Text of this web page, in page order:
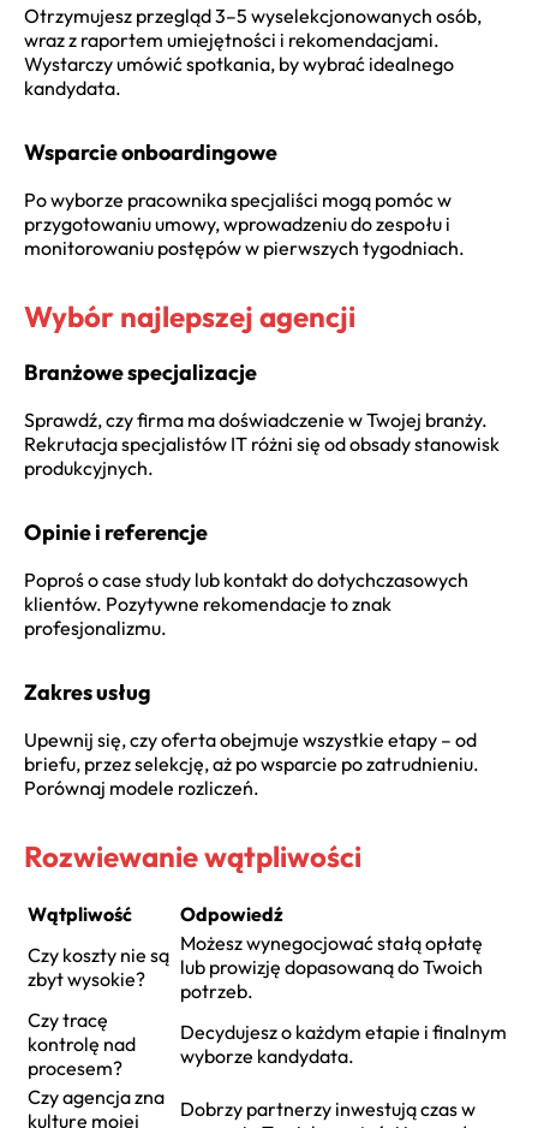
Otrzymujesz przegląd 3–5 wyselekcjonowanych osób,
wraz z raportem umiejętności i rekomendacjami.
Wystarczy umówić spotkania, by wybrać idealnego
kandydata.
Wsparcie onboardingowe
Po wyborze pracownika specjaliści mogą pomóc w
przygotowaniu umowy, wprowadzeniu do zespołu i
monitorowaniu postępów w pierwszych tygodniach.
Wybór najlepszej agencji
Branżowe specjalizacje
Sprawdź, czy firma ma doświadczenie w Twojej branży.
Rekrutacja specjalistów IT różni się od obsady stanowisk
produkcyjnych.
Opinie i referencje
Poproś o case study lub kontakt do dotychczasowych
klientów. Pozytywne rekomendacje to znak
profesjonalizmu.
Zakres usług
Upewnij się, czy oferta obejmuje wszystkie etapy – od
briefu, przez selekcję, aż po wsparcie po zatrudnieniu.
Porównaj modele rozliczeń.
Rozwiewanie wątpliwości
Wątpliwość
Odpowiedź
Czy koszty nie są
zbyt wysokie?
Możesz wynegocjować stałą opłatę
lub prowizję dopasowaną do Twoich
potrzeb.
Czy tracę
kontrolę nad
procesem?
Decydujesz o każdym etapie i finalnym
wyborze kandydata.
Czy agencja zna
kulturę mojej
Dobrzy partnerzy inwestują czas w